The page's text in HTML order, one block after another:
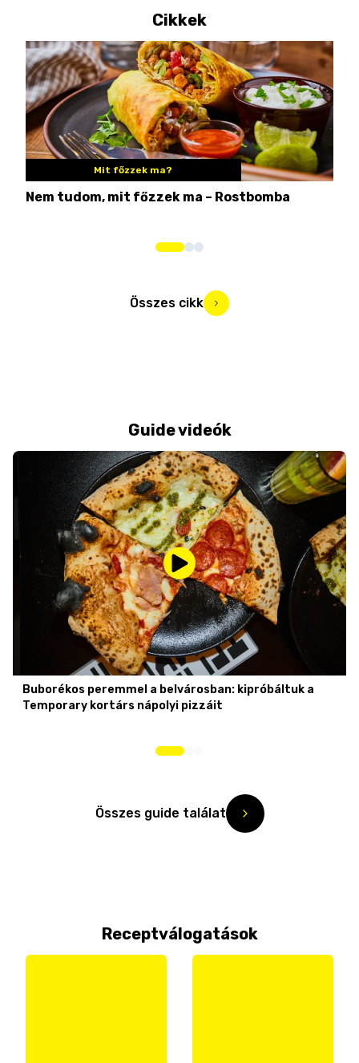
Cikkek
Mit főzzek ma?
Nem tudom, mit főzzek ma – Rostbomba
Összes cikk
Guide videók
Buborékos peremmel a belvárosban: kipróbáltuk a
Temporary kortárs nápolyi pizzáit
Összes guide találat
Receptválogatások